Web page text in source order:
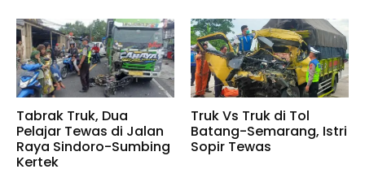
Tabrak Truk, Dua
Pelajar Tewas di Jalan
Raya Sindoro-Sumbing
Kertek
Truk Vs Truk di Tol
Batang-Semarang, Istri
Sopir Tewas